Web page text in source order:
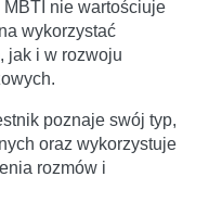
nie wartościuje
wykorzystać
jak i w rozwoju
poznaje swój typ,
oraz wykorzystuje
rozmów i